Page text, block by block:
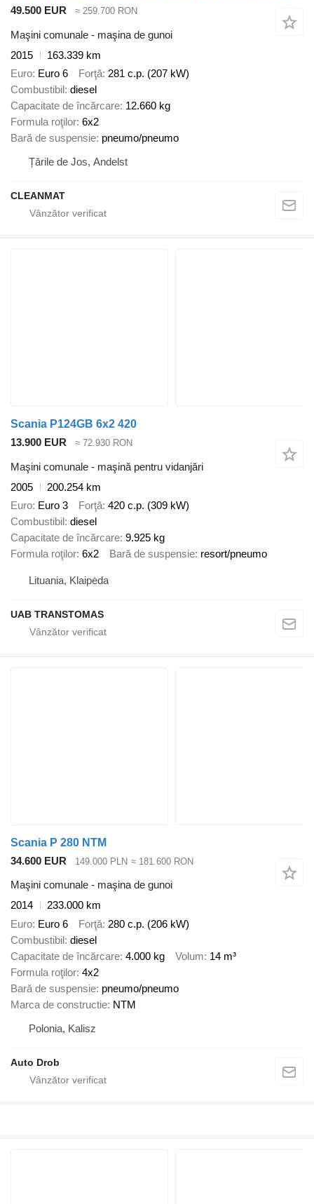
49.500 EUR ≈ 259.700 RON
Maşini comunale - maşina de gunoi
2015
163.339 km
Euro Euro 6 Forţă 281 c.p. (207 kW)
Combustibil diesel
Capacitate de încărcare 12.660 kg
Formula roţilor 6x2
Bară de suspensie pneumo/pneumo
Țările de Jos, Andelst
CLEANMAT
Scania P124GB 6x2 420
13.900 EUR
≈ 72.930 RON
Maşini comunale - maşină pentru vidanjări
2005
200.254 km
Euro Euro 3 Forţă 420 c.p. (309 kW)
Combustibil diesel
Capacitate de încărcare 9.925 kg
Formula roţilor 6x2 Bară de suspensie resort/pneumo
Lituania, Klaipėda
UAB TRANSTOMAS
Scania P 280 NTM
34.600 EUR
149.000 PLN ≈ 181.600 RON
Maşini comunale - maşina de gunoi
2014
233.000 km
Euro Euro 6 Forţă 280 c.p. (206 kW)
Combustibil diesel
Capacitate de încărcare 4.000 kg Volum 14 m³
Formula roţilor 4x2
Bară de suspensie pneumo/pneumo
Marca de constructie NTM
Polonia, Kalisz
Auto Drob